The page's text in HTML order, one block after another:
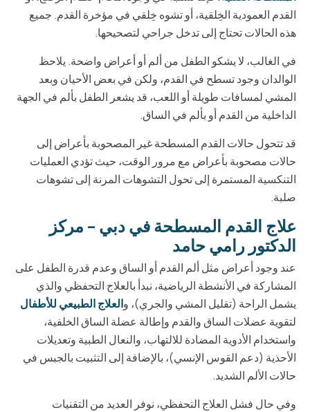
القدم العمودية الخِلقية، أو تشوه خِلقي في مؤخرة القدم. جميع
هذه الحالات تحتاج إلى تدخل جراحي لتصحيحها.
في الغالب، لا يشكو الطفل من ألم أو أعراض واضحة. يلاحظ
الوالدان وجود تسطح في القدم، ولكن في بعض الأحيان وبعد
المشي لمسافات طويلة أو اللعب، قد يشعر الطفل بألم في الجهة
الداخلية من القدم أو بألم في الساق.
قد تتحول حالات القدم المسطحة غير المصحوبة بأعراض إلى
حالات مصحوبة بأعراض مع مرور الوقت، حيث تؤدي العمليات
التنكسية المستمرة إلى تحول التشوهات المرنة إلى تشوهات
صلبة.
علاج القدم المسطحة في دبي – مركز
الدكتور رامي حامد
عند وجود أعراض مثل ألم القدم أو الساق وعدم قدرة الطفل على
المشاركة في الأنشطة الرياضية، نبدأ بالعلاج التحفظي والذي
يشمل الراحة (تقليل المشي والجري)، والعلاج الطبيعي للأطفال
لتقوية عضلات الساق والقدم وإطالة عضلة الساق الخلفية،
واستخدام الأدوية المضادة للالتهاب، والنعال الطبية وتعديلات
الأحذية (دعم القوس الإنسي)، بالإضافة إلى التثبيت بالجبس في
حالات الألم الشديد.
وفي حال فشل العلاج التحفظي، نوفر العديد من التقنيات